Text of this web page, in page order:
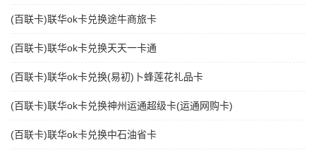
(百联卡)联华ok卡兑换途牛商旅卡
(百联卡)联华ok卡兑换天天一卡通
(百联卡)联华ok卡兑换(易初)卜蜂莲花礼品卡
(百联卡)联华ok卡兑换神州运通超级卡(运通网购卡)
(百联卡)联华ok卡兑换中石油省卡